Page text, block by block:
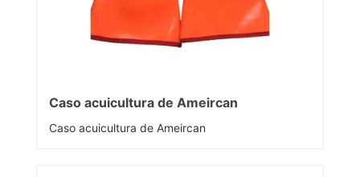
Caso acuicultura de Ameircan
Caso acuicultura de Ameircan